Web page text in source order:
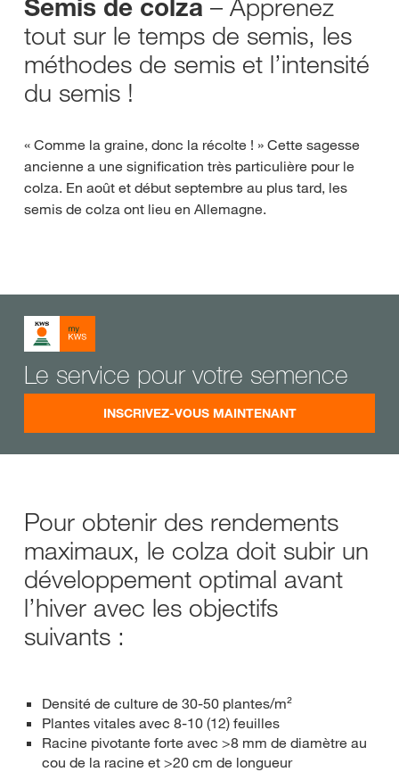
Semis de colza – Apprenez
tout sur le temps de semis, les
méthodes de semis et l’intensité
du semis !
« Comme la graine, donc la récolte ! » Cette sagesse
ancienne a une signification très particulière pour le
colza. En août et début septembre au plus tard, les
semis de colza ont lieu en Allemagne.
Le service pour votre semence
INSCRIVEZ-VOUS MAINTENANT
Pour obtenir des rendements
maximaux, le colza doit subir un
développement optimal avant
l’hiver avec les objectifs
suivants :
Densité de culture de 30-50 plantes/m²
Plantes vitales avec 8-10 (12) feuilles
Racine pivotante forte avec >8 mm de diamètre au
cou de la racine et >20 cm de longueur